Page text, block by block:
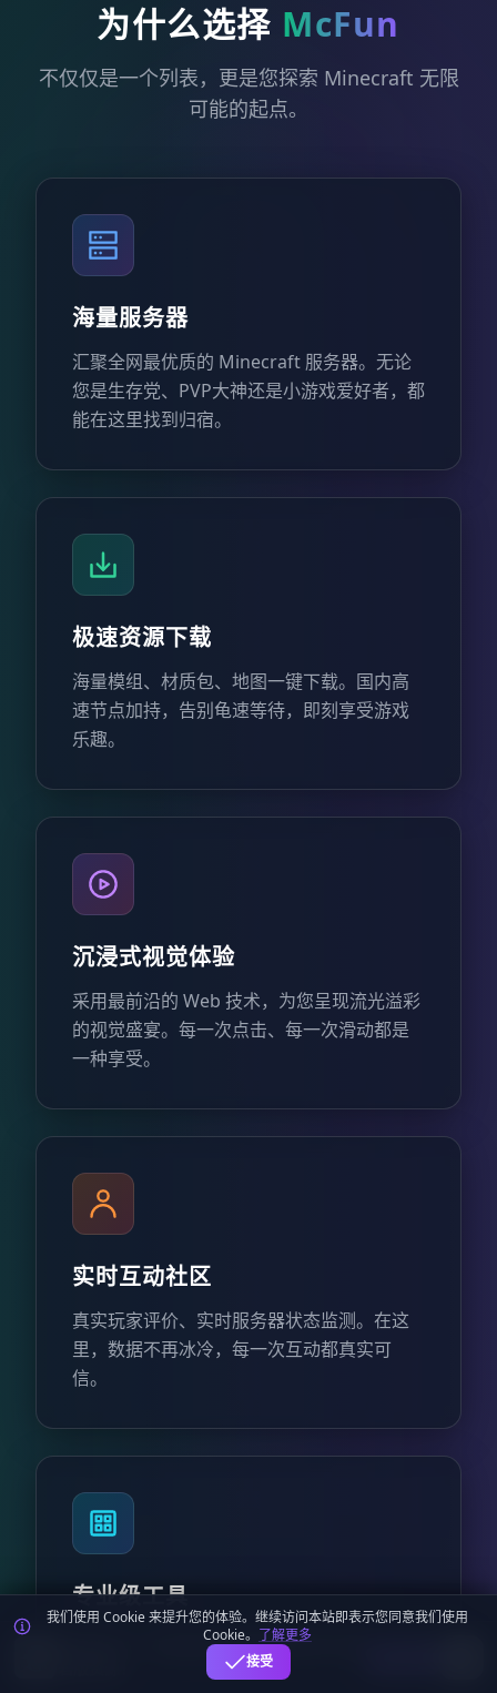
为什么选择 McFun
不仅仅是一个列表，更是您探索 Minecraft 无限
可能的起点。
海量服务器
汇聚全网最优质的 Minecraft 服务器。无论
您是生存党、PVP大神还是小游戏爱好者，都
能在这里找到归宿。
极速资源下载
海量模组、材质包、地图一键下载。国内高
速节点加持，告别龟速等待，即刻享受游戏
乐趣。
沉浸式视觉体验
采用最前沿的 Web 技术，为您呈现流光溢彩
的视觉盛宴。每一次点击、每一次滑动都是
一种享受。
实时互动社区
真实玩家评价、实时服务器状态监测。在这
里，数据不再冰冷，每一次互动都真实可
信。
专业级工具
提供 MOTD 生成、横幅制作、服务器检测等
实用工具，全方位辅助服主运营，让管理更
麦块迷APP - 在这里总会找到你喜欢的MC基
我们使用 Cookie 来提升您的体验。继续访问本站即表示您同意我们使用
Cookie。 了解更多
接受